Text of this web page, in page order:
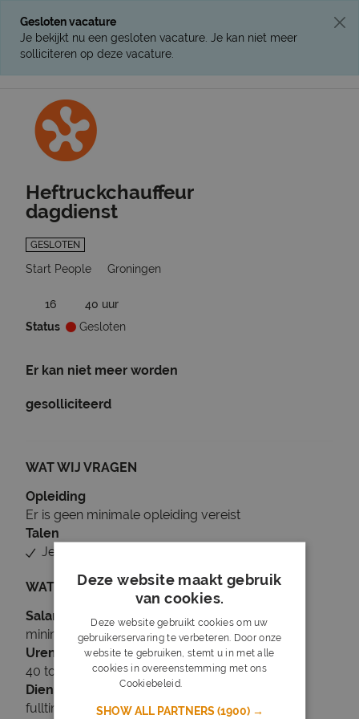
Gesloten vacature
Je bekijkt nu een gesloten vacature. Je kan niet meer
solliciteren op deze vacature.
Heftruckchauffeur
dagdienst
GESLOTEN
Start People Groningen
16
40 uur
Status
Gesloten
Er kan niet meer worden
gesolliciteerd
WAT WIJ VRAGEN
Opleiding
Er is geen minimale opleiding vereist
Talen
Je beheerst Nederlands
WAT WIJ BIEDEN
Salaris
minimaal € 16
Uren
40 tot 40 uur per week
Dienstverband
fulltime
Deze website maakt gebruik
van cookies.
Deze website gebruikt cookies om uw
gebruikerservaring te verbeteren. Door onze
website te gebruiken, stemt u in met alle
cookies in overeenstemming met ons
Cookiebeleid.
SHOW ALL PARTNERS(1900) →